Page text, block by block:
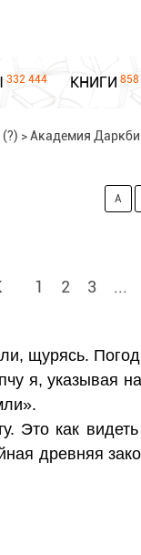
332 444 КНИГИ 858
(?) >Академия
A
1 2 3 ...
щурясь.
я, указывая
Это как
древняя